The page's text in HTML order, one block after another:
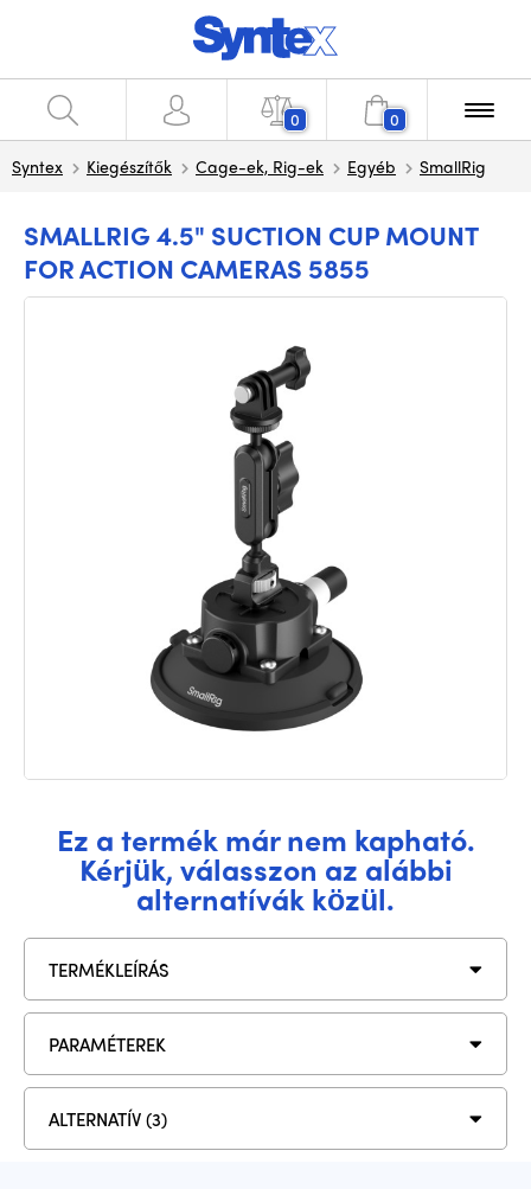
0 0
Syntex Kiegészítők Cage-ek, Rig-ek Egyéb SmallRig
SMALLRIG 4.5" SUCTION CUP MOUNT
FOR ACTION CAMERAS 5855
Ez a termék már nem kapható.
Kérjük, válasszon az alábbi
alternatívák közül.
TERMÉKLEÍRÁS
PARAMÉTEREK
ALTERNATÍV (3)